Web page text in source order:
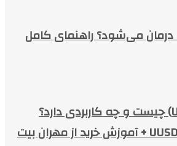
آیا دیابت نوع ۲ درمان می‌شود؟ راهنمای کامل
یوتوپیا (Utopia) چیست و چه کاربردی دارد؟